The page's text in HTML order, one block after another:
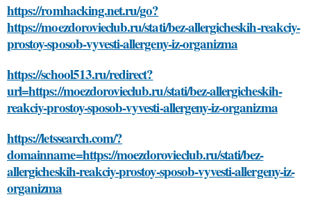
https://romhacking.net.ru/go?
https://moezdorovieclub.ru/stati/bez-allergicheskih-reakciy-
prostoy-sposob-vyvesti-allergeny-iz-organizma
https://school513.ru/redirect?
url=https://moezdorovieclub.ru/stati/bez-allergicheskih-
reakciy-prostoy-sposob-vyvesti-allergeny-iz-organizma
https://letssearch.com/?
domainname=https://moezdorovieclub.ru/stati/bez-
allergicheskih-reakciy-prostoy-sposob-vyvesti-allergeny-iz-
organizma